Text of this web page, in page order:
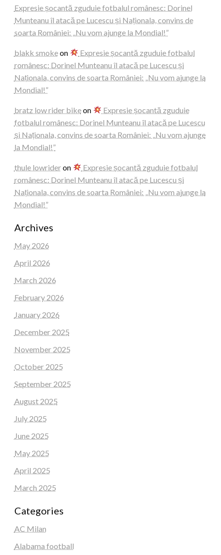
Expresie șocantă zguduie fotbalul românesc: Dorinel
Munteanu îl atacă pe Lucescu și Naționala, convins de
soarta României: „Nu vom ajunge la Mondial!”
blakk smokeon
Expresie șocantă zguduie fotbalul
românesc: Dorinel Munteanu îl atacă pe Lucescu și
Naționala, convins de soarta României: „Nu vom ajunge la
Mondial!”
bratz low rider bikeon
Expresie șocantă zguduie
fotbalul românesc: Dorinel Munteanu îl atacă pe Lucescu
și Naționala, convins de soarta României: „Nu vom ajunge
la Mondial!”
thule lowrideron
Expresie șocantă zguduie fotbalul
românesc: Dorinel Munteanu îl atacă pe Lucescu și
Naționala, convins de soarta României: „Nu vom ajunge la
Mondial!”
Archives
May 2026
April 2026
March 2026
February 2026
January 2026
December 2025
November 2025
October 2025
September 2025
August 2025
July 2025
June 2025
May 2025
April 2025
March 2025
Categories
AC Milan
Alabama football